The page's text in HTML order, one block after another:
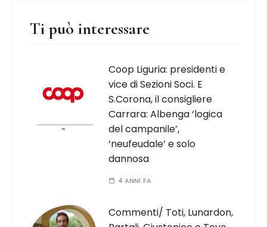
Ti può interessare
Coop Liguria: presidenti e
vice di Sezioni Soci. E
S.Corona, il consigliere
Carrara: Albenga ‘logica
del campanile’,
‘neufeudale’ e solo
dannosa
4 ANNI FA
Commenti/ Toti, Lunardon,